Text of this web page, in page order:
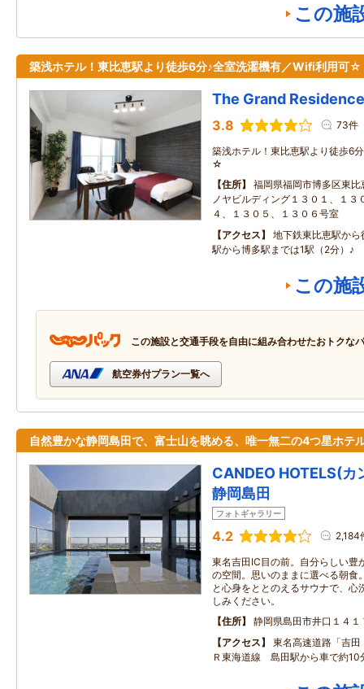
この施
築浅ホテル！東比恵駅より徒歩6分♪全室洗濯機有／Wifi利用可☆
The Grand
3.8 73件
築浅ホテル！東比恵駅より徒歩6
☆
住所
福岡県福岡市博多区東
ノヤビルディング１３０１、１３
４、１３０５、１３０６号室
アクセス
地下鉄東比恵駅か
駅から博多駅までは1駅（2分）♪
この施
この施設と交通手段を自由に組み合わせたおトクな
航空券付プラン一覧へ
自然豊かな静岡島田で、富士山を眺める、唯一無二の4つ星ホテ
CANDEO HOTELS(
静岡島田
フォトギャラリー
4.2 2,184
東名吉田IC目の前。自分らしい豊
の空間。思いのままに選べる朝食
と心身をととのえるサウナで、心
しみください。
住所
静岡県島田市井口１４１
アクセス
東名高速道路「吉
Ｒ東海道線 島田駅から車で約10